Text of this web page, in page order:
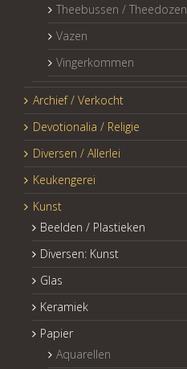
Theebussen / Theedozen
Vazen
Vingerkommen
Archief / Verkocht
Devotionalia / Religie
Diversen / Allerlei
Keukengerei
Kunst
Beelden / Plastieken
Diversen: Kunst
Glas
Keramiek
Papier
Aquarellen